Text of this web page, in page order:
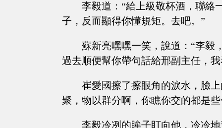
李毅道：“給上級敬杯酒，聯絡
子，反而顯得你懂規矩。去吧。”
蘇新亮嘿嘿一笑，說道：“李毅
過去順便幫你帶句話給邢副主任，
崔愛國擦了擦眼角的淚水，臉
聚，物以群分啊，你瞧你交的都是
李毅冷冽的眸子盯向他，冷冷